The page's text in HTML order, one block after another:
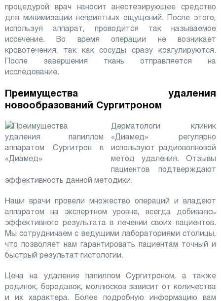
процедурой врач наносит анестезирующее средство
для минимизации неприятных ощущений. После этого,
используя аппарат, проводится так называемое
иссечение. Во время операции не возникает
кровотечения, так как сосуды сразу коагулируются.
После завершения ткань отправляется на
исследование.
Преимущества удаления
новообразований Сургитроном
Дерматологи клиник
«Диамед» регулярно
используют радиоволновой
метод удаления. Отзывы
пациентов подтверждают
эффективность данной методики.
Наши врачи провели множество операций и владеют
аппаратом на экспертном уровне, всегда добиваясь
эффективного результата в лечении своих пациентов.
Мы сотрудничаем с ведущими лабораториями столицы,
что позволяет нам гарантировать пациентам точный и
быстрый результат гистологии.
Цена на удаление папиллом Сургитроном, а также
родинок, бородавок, моллюсков зависит от количества
и их характера. Более подробную информацию вам